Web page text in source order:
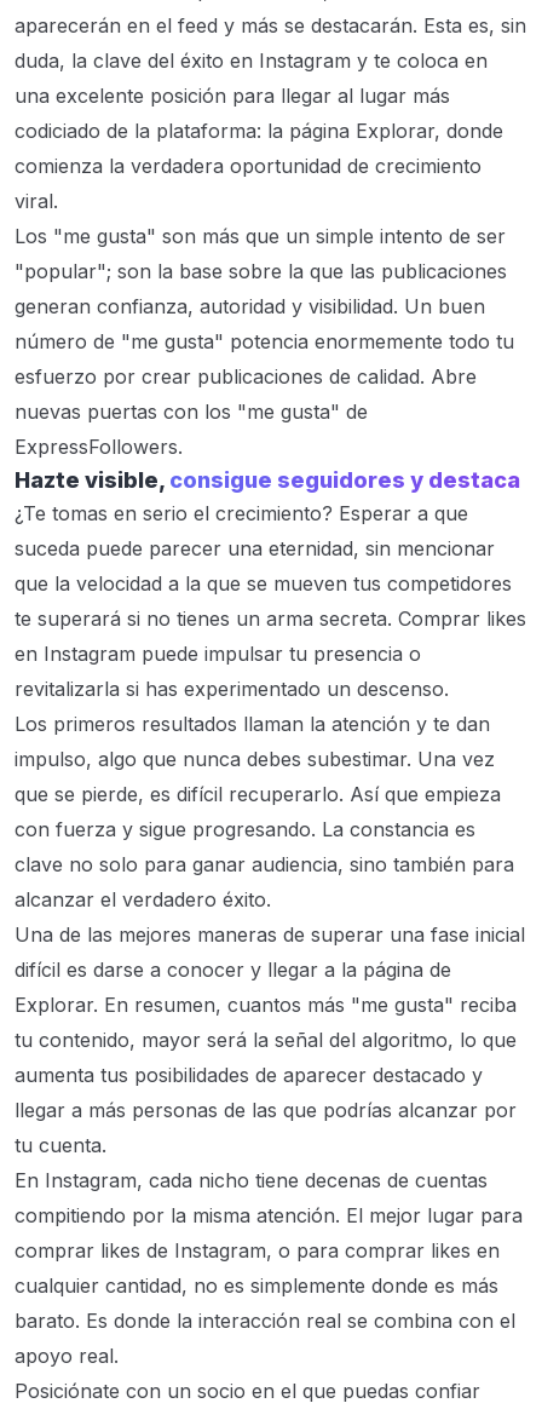
aparecerán en el feed y más se destacarán. Esta es, sin
duda, la clave del éxito en Instagram y te coloca en
una excelente posición para llegar al lugar más
codiciado de la plataforma: la página Explorar, donde
comienza la verdadera oportunidad de crecimiento
viral.
Los "me gusta" son más que un simple intento de ser
"popular"; son la base sobre la que las publicaciones
generan confianza, autoridad y visibilidad. Un buen
número de "me gusta" potencia enormemente todo tu
esfuerzo por crear publicaciones de calidad. Abre
nuevas puertas con los "me gusta" de
ExpressFollowers.
Hazte visible, consigue seguidores y destaca
¿Te tomas en serio el crecimiento? Esperar a que
suceda puede parecer una eternidad, sin mencionar
que la velocidad a la que se mueven tus competidores
te superará si no tienes un arma secreta. Comprar likes
en Instagram puede impulsar tu presencia o
revitalizarla si has experimentado un descenso.
Los primeros resultados llaman la atención y te dan
impulso, algo que nunca debes subestimar. Una vez
que se pierde, es difícil recuperarlo. Así que empieza
con fuerza y ​​sigue progresando. La constancia es
clave no solo para ganar audiencia, sino también para
alcanzar el verdadero éxito.
Una de las mejores maneras de superar una fase inicial
difícil es darse a conocer y llegar a la página de
Explorar. En resumen, cuantos más "me gusta" reciba
tu contenido, mayor será la señal del algoritmo, lo que
aumenta tus posibilidades de aparecer destacado y
llegar a más personas de las que podrías alcanzar por
tu cuenta.
En Instagram, cada nicho tiene decenas de cuentas
compitiendo por la misma atención. El mejor lugar para
comprar likes de Instagram, o para comprar likes en
cualquier cantidad, no es simplemente donde es más
barato. Es donde la interacción real se combina con el
apoyo real.
Posiciónate con un socio en el que puedas confiar